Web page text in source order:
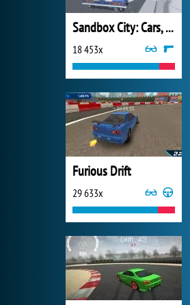
Sandbox City: Cars, Zombies, Ragdolls
18 453x
Furious Drift
29 633x